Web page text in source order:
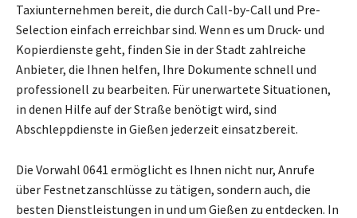
Taxiunternehmen bereit, die durch Call-by-Call und Pre-
Selection einfach erreichbar sind. Wenn es um Druck- und
Kopierdienste geht, finden Sie in der Stadt zahlreiche
Anbieter, die Ihnen helfen, Ihre Dokumente schnell und
professionell zu bearbeiten. Für unerwartete Situationen,
in denen Hilfe auf der Straße benötigt wird, sind
Abschleppdienste in Gießen jederzeit einsatzbereit.
Die Vorwahl 0641 ermöglicht es Ihnen nicht nur, Anrufe
über Festnetzanschlüsse zu tätigen, sondern auch, die
besten Dienstleistungen in und um Gießen zu entdecken. In